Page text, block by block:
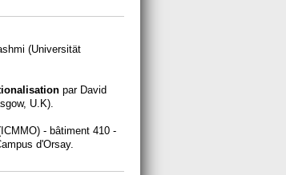
(Universität
par David
U.K).
- bâtiment 410 -
d'Orsay.